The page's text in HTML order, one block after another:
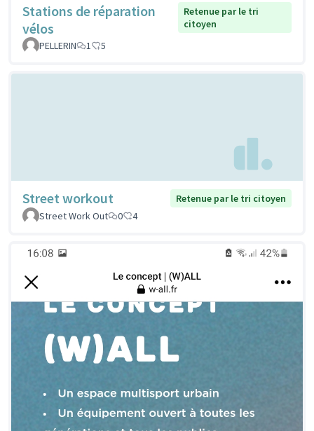
Stations de réparation
vélos
Retenue par le tri
citoyen
PELLERIN
1 5
Street workout
Retenue par le tri citoyen
Street Work Out
0 4